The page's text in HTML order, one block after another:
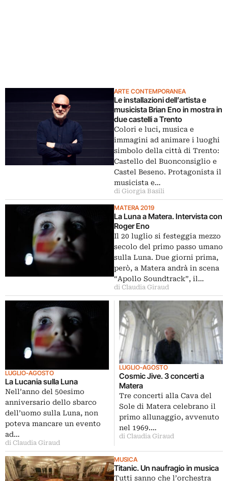
ARTE CONTEMPORANEA
Le installazioni dell’artista e
musicista Brian Eno in mostra in
due castelli a Trento
Colori e luci, musica e
immagini ad animare i luoghi
simbolo della città di Trento:
Castello del Buonconsiglio e
Castel Beseno. Protagonista il
musicista e…
di Giorgia Basili
MATERA 2019
La Luna a Matera. Intervista con
Roger Eno
Il 20 luglio si festeggia mezzo
secolo del primo passo umano
sulla Luna. Due giorni prima,
però, a Matera andrà in scena
“Apollo Soundtrack”, il…
di Claudia Giraud
LUGLIO-AGOSTO
La Lucania sulla Luna
Nell’anno del 50esimo
anniversario dello sbarco
dell’uomo sulla Luna, non
poteva mancare un evento
ad…
di Claudia Giraud
LUGLIO-AGOSTO
Cosmic Jive. 3 concerti a
Matera
Tre concerti alla Cava del
Sole di Matera celebrano il
primo allunaggio, avvenuto
nel 1969.…
di Claudia Giraud
MUSICA
Titanic. Un naufragio in musica
Tutti sanno che l’orchestra